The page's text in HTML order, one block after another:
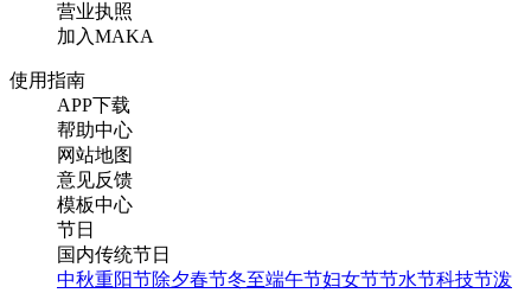
营业执照
加入MAKA
使用指南
APP下载
帮助中心
网站地图
意见反馈
模板中心
节日
国内传统节日
中秋重阳节除夕春节冬至端午节妇女节节水节科技节泼